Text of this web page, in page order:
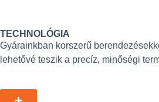
TECHNOLÓGIA
Gyárainkban korszerű
lehetővé teszik a precíz, minőségi